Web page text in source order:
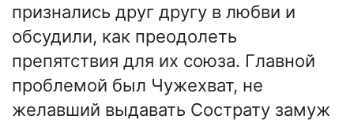
признались друг другу в любви и
обсудили, как преодолеть
препятствия для их союза. Главной
проблемой был Чужехват, не
желавший выдавать Сострату замуж